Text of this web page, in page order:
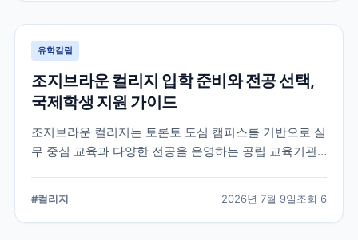
유학칼럼
조지브라운 컬리지 입학 준비와 전공 선택,
국제학생 지원 가이드
조지브라운 컬리지는 토론토 도심 캠퍼스를 기반으로 실
무 중심 교육과 다양한 전공을 운영하는 공립 교육기관
#컬리지 2026년 7월 9일조회 6